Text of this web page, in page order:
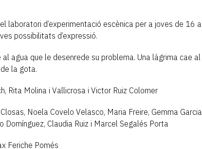
laboratori d’experimentació escènica per a joves de 16 a
possibilitats d’expressió.
agua que le desenrede su problema. Una lágrima cae al
la gota.
Rita Molina i Vallicrosa i Victor Ruiz Colomer
Noela Covelo Velasco, Maria Freire, Gemma Garcia
Domínguez, Claudia Ruiz i Marcel Segalés Porta
Feriche Pomés